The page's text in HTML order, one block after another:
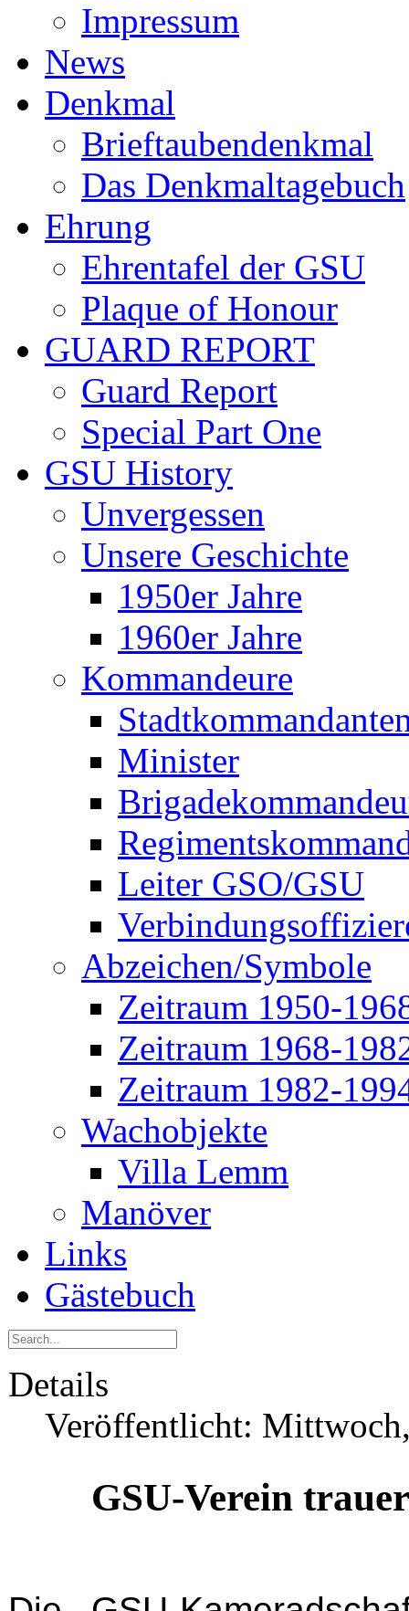
Impressum
News
Denkmal
Brieftaubendenkmal
Das Denkmaltagebuch
Ehrung
Ehrentafel der GSU
Plaque of Honour
GUARD REPORT
Guard Report
Special Part One
GSU History
Unvergessen
Unsere Geschichte
1950er Jahre
1960er Jahre
Kommandeure
Minister
Leiter GSO/GSU
Abzeichen/Symbole
Zeitraum 1950-
Zeitraum 1968-
Zeitraum 1982-
Wachobjekte
Villa Lemm
Manöver
Links
Gästebuch
Details
Veröffentlicht:
GSU-Verein